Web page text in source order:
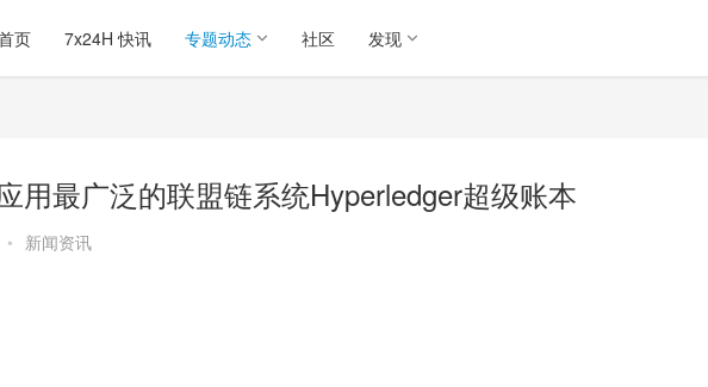
页 7x24H 快讯 专题动态 社区 发现
用最广泛的联盟链系统Hyperledger超级账本
• 新闻资讯